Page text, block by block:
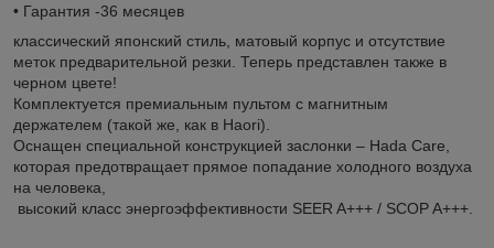
• Гарантия -36 месяцев
классический японский стиль, матовый корпус и отсутствие
меток предварительной резки. Теперь представлен также в
черном цвете!
Комплектуется премиальным пультом с магнитным
держателем (такой же, как в Haori).
Оснащен специальной конструкцией заслонки – Hada Care,
которая предотвращает прямое попадание холодного воздуха
на человека,
высокий класс энергоэффективности SEER A+++ / SCOP A+++.